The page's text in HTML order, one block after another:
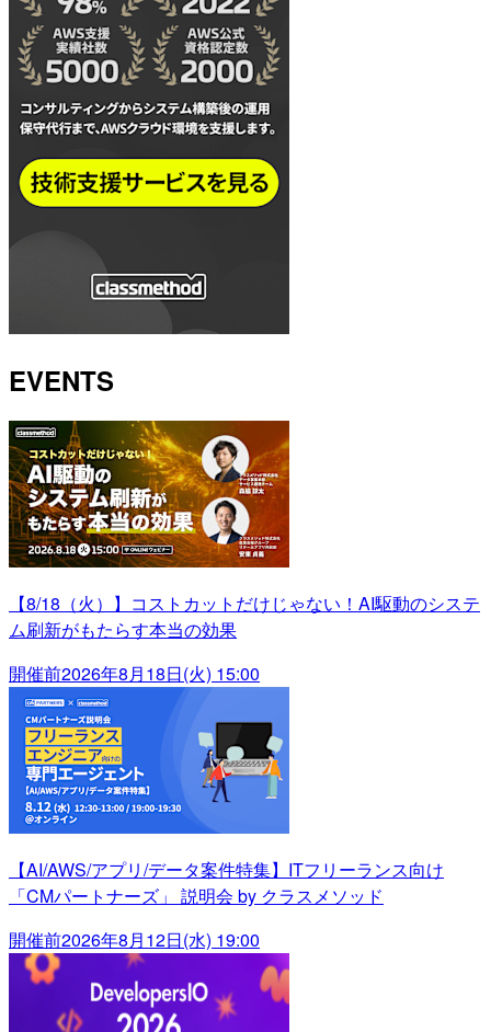
EVENTS
【8/18（火）】コストカットだけじゃない！AI駆動のシステ
ム刷新がもたらす本当の効果
開催前2026年8月18日(火) 15:00
【AI/AWS/アプリ/データ案件特集】ITフリーランス向け
「CMパートナーズ」 説明会 by クラスメソッド
開催前2026年8月12日(水) 19:00